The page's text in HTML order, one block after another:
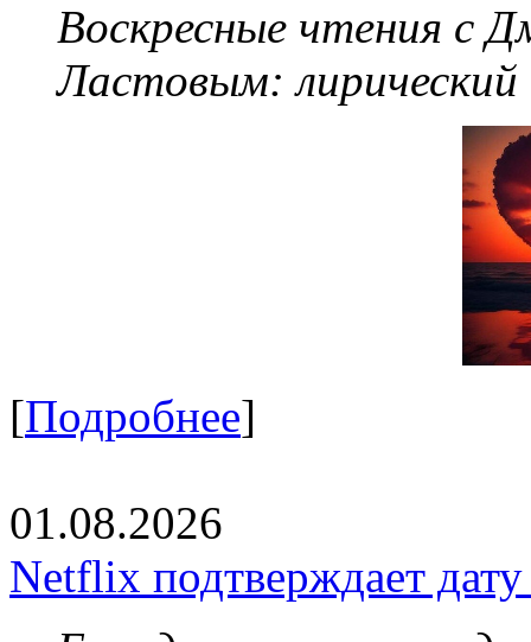
Воскресные чтения с
Ластовым:
[Подробнее]
01.08.2026
Netflix подтверждает